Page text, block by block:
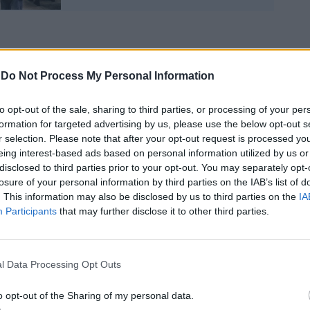
Do Not Process My Personal Information
opt-out of the sale, sharing to third parties, or processing of your
for targeted advertising by us, please use the below opt-out
selection. Please note that after your opt-out request is processed
interest-based ads based on personal information utilized by us
to third parties prior to your opt-out. You may separately
of your personal information by third parties on the IAB’s list of
This information may also be disclosed by us to third parties on the
Participants that may further disclose it to other third parties.
Data Processing Opt Outs
opt-out of the Sharing of my personal data.
ancora a che fare con quello che
definito “sciame” di varianti di Omicron.
avuto una maggiore attenzione ma
dallo stesso tipo di virus. Ebbene -
- i vaccini sono efficaci per
Dobbiamo continuare a ‘marcare stretto’,
calcistico, l’evoluzione del virus
vista virologico e immunologico, senza